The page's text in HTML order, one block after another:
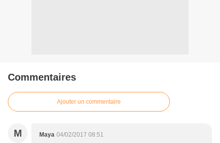
Commentaires
Ajouter un commentaire
M Maya 04/02/2017 08:51